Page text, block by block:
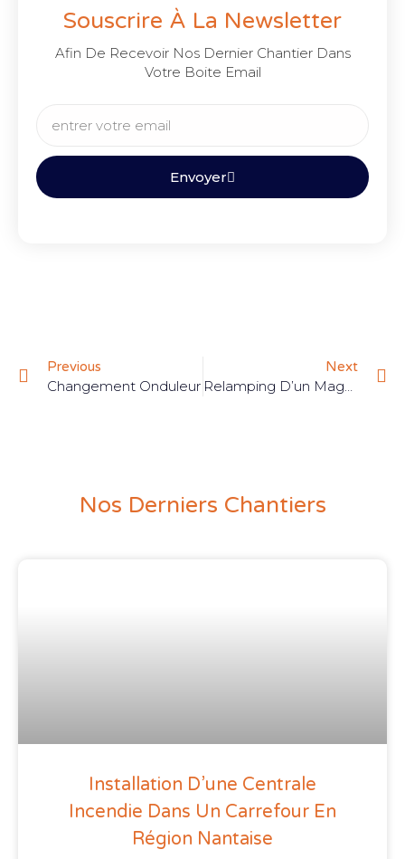
Souscrire À La Newsletter
Afin De Recevoir Nos Dernier Chantier Dans
Votre Boite Email
Envoyer
Previous
Changement Onduleur
Next
Relamping D’un Magasin Alimentaire : Passage À L’Éclairage LED Avec MK CONNECT
Nos Derniers Chantiers
Installation D’une Centrale
Incendie Dans Un Carrefour En
Région Nantaise